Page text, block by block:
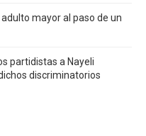
mayor al paso de un
partidistas a Nayeli
discriminatorios